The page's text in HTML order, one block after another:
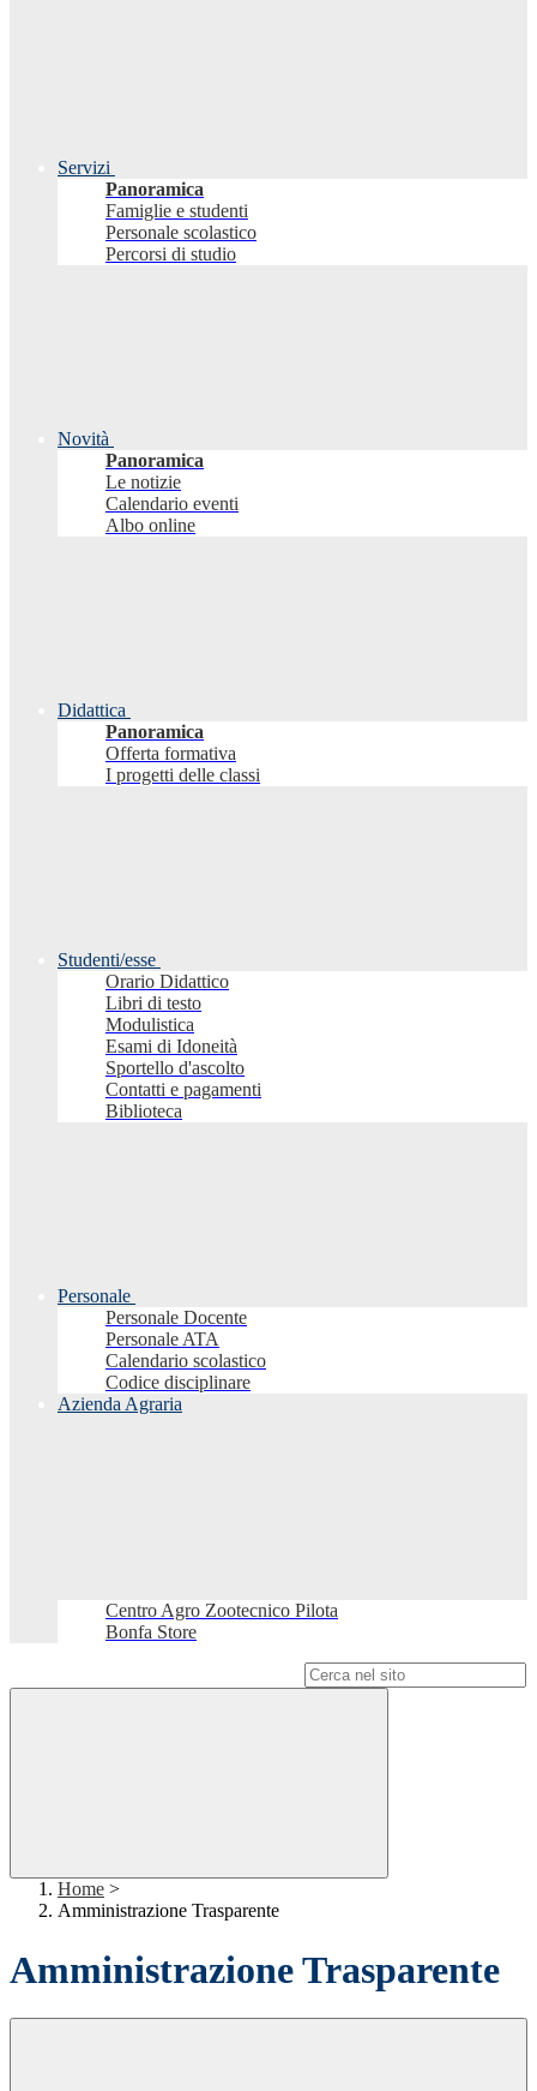
Servizi
Panoramica
Famiglie e studenti
Personale scolastico
Percorsi di studio
Novità
Panoramica
Le notizie
Calendario eventi
Albo online
Didattica
Panoramica
Offerta formativa
I progetti delle classi
Studenti/esse
Orario Didattico
Libri di testo
Modulistica
Esami di Idoneità
Sportello d'ascolto
Contatti e pagamenti
Biblioteca
Personale
Personale Docente
Personale ATA
Calendario scolastico
Codice disciplinare
Azienda Agraria
Centro Agro Zootecnico Pilota
Bonfa Store
Home >
Amministrazione Trasparente
Amministrazione Trasparente